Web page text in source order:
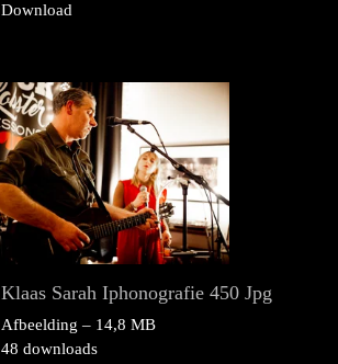
Download
Klaas Sarah Iphonografie 450 Jpg
Afbeelding – 14,8 MB
48 downloads